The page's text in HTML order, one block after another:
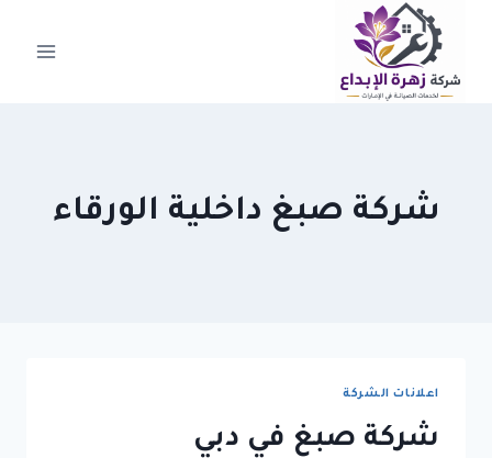
التجاوز
المحتوى
شركة صبغ داخلية الورقاء
اعلانات الشركة
شركة صبغ في دبي